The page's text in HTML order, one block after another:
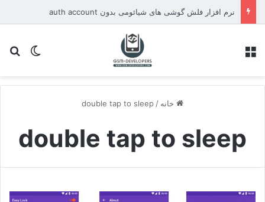
نرم افزار فلش گوشی های شیائومی بدون auth account
تغییر
خانه /
double tap to sleep
double tap to sleep